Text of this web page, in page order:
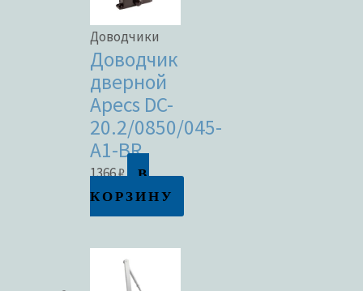
Доводчики
Доводчик
дверной
Apecs DC-
20.2/0850/045-
A1-BR
1366₽
В
КОРЗИНУ